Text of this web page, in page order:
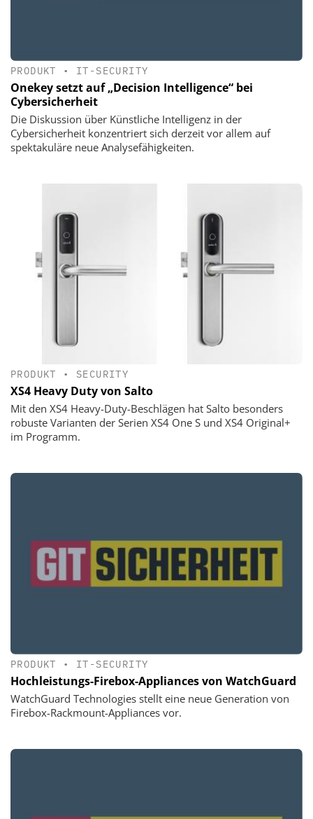
PRODUKT • IT-SECURITY
Onekey setzt auf „Decision Intelligence“ bei
Cybersicherheit
Die Diskussion über Künstliche Intelligenz in der
Cybersicherheit konzentriert sich derzeit vor allem auf
spektakuläre neue Analysefähigkeiten.
PRODUKT • SECURITY
XS4 Heavy Duty von Salto
Mit den XS4 Heavy-Duty-Beschlägen hat Salto besonders
robuste Varianten der Serien XS4 One S und XS4 Original+
im Programm.
PRODUKT • IT-SECURITY
Hochleistungs-Firebox-Appliances von WatchGuard
WatchGuard Technologies stellt eine neue Generation von
Firebox-Rackmount-Appliances vor.